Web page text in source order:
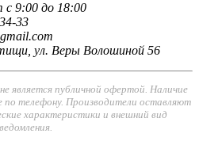
9:00 до 18:00
33
, ул. Веры Волошиной 56
является публичной офертой. Наличие
телефону. Производители оставляют
характеристики и внешний вид